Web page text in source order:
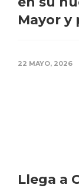
Mayor y
22 MAYO, 2026
Llega a